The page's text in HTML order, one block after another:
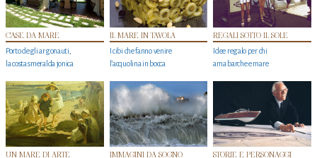
CASE DA MARE
Porto degli argonauti,
la costa smeralda jonica
IL MARE IN TAVOLA
I cibi che fanno venire
l’acquolina in bocca
REGALI SOTTO IL SOLE
Idee regalo per chi
ama barche e mare
UN MARE DI ARTE IMMAGINI DA SOGNO STORIE E PERSONAGGI